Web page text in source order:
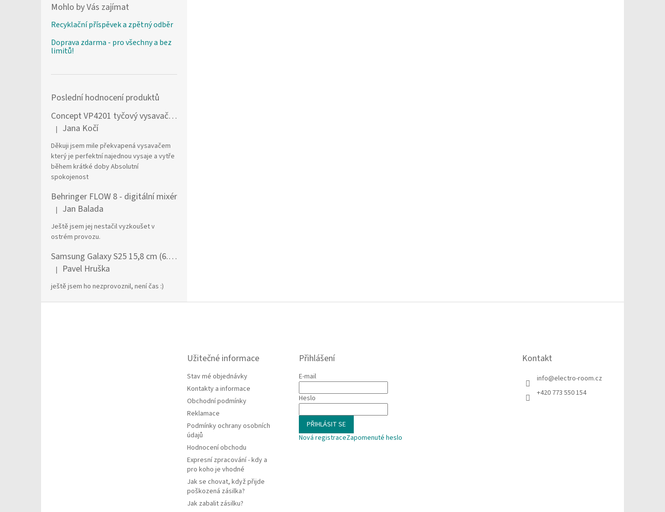
Mohlo by Vás zajímat
Recyklační příspěvek a zpětný odběr
Doprava zdarma - pro všechny a bez
limitů!
Poslední hodnocení produktů
Concept VP4201 tyčový vysavač / elektrický smeták Tyčový vysavač 2 v 1 AC Suché a mokré Bezsáčkové 0,6 l 90 W Černá, Stříbrná
Hodnocení produktu je 5 z 5 hvězdiček.
| Jana Kočí
Děkuji jsem mile překvapená vysavačem
který je perfektní najednou vysaje a vytře
během krátké doby Absolutní
spokojenost
Behringer FLOW 8 - digitální mixér
Hodnocení produktu je 5 z 5 hvězdiček.
| Jan Balada
Ještě jsem jej nestačil vyzkoušet v
ostrém provozu.
Samsung Galaxy S25 15,8 cm (6.2") Dual SIM Android 15 5G USB typu C 12 GB 256 GB 4000 mAh Námořnická modrá
Hodnocení produktu je 1 z 5 hvězdiček.
| Pavel Hruška
ještě jsem ho nezprovoznil, není čas :)
Užitečné informace
Stav mé objednávky
Kontakty a informace
Obchodní podmínky
Reklamace
Podmínky ochrany osobních
údajů
Hodnocení obchodu
Expresní zpracování - kdy a
pro koho je vhodné
Jak se chovat, když přijde
poškozená zásilka?
Jak zabalit zásilku?
Přihlášení
E-mail
Heslo
PŘIHLÁSIT SE
Nová registraceZapomenuté heslo
Kontakt
info@electro-room.cz
+420 773 550 154